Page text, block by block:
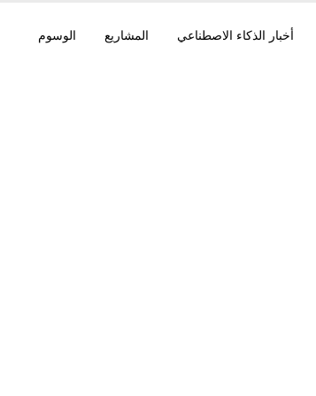
أخبار الذكاء الاصطناعي المشاريع الوسوم